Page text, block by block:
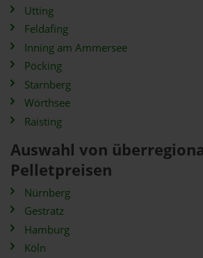
Utting
Feldafing
Inning am Ammersee
Pöcking
Starnberg
Wörthsee
Raisting
Auswahl von
Pelletpreisen
Nürnberg
Gestratz
Hamburg
Köln